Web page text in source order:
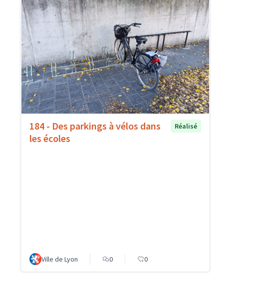
184 - Des parkings à vélos dans
les écoles
Réalisé
Ville de Lyon 0 0